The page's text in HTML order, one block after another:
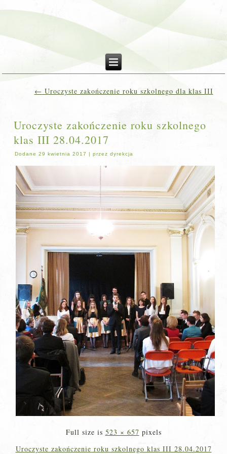
← Uroczyste zakończenie roku szkolnego dla klas III
Uroczyste zakończenie roku szkolnego
klas III 28.04.2017
Dodane 29 kwietnia 2017 |przez dyrekcja
Full size is 523 × 657 pixels
Uroczyste zakończenie roku szkolnego klas III 28.04.2017